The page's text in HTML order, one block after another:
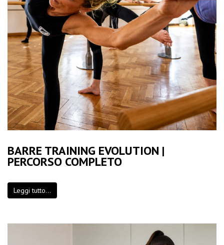
BARRE TRAINING EVOLUTION |
PERCORSO COMPLETO
Leggi tutto...